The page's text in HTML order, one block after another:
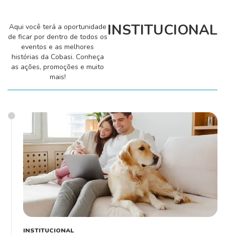
Ações Sociais
Cachorro
Gato
Outros Pets
Casa & Piscina
Aqui você terá a oportunidade
de ficar por dentro de todos os
eventos e as melhores
histórias da Cobasi. Conheça
as ações, promoções e muito
mais!
INSTITUCIONAL
INSTITUCIONAL